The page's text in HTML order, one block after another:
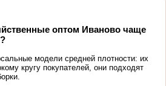
оптом Иваново чаще
модели средней плотности: их
кругу покупателей, они подходят